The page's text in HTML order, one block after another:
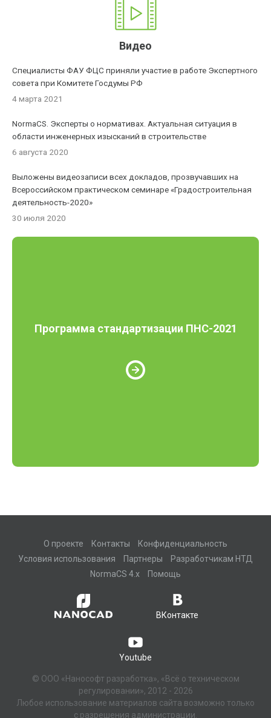
Видео
Специалисты ФАУ ФЦС приняли участие в работе Экспертного
совета при Комитете Госдумы РФ
4 марта 2021
NormaCS. Эксперты о нормативах. Актуальная ситуация в
области инженерных изысканий в строительстве
6 августа 2020
Выложены видеозаписи всех докладов, прозвучавших на
Всероссийском практическом семинаре «Градостроительная
деятельность-2020»
30 июля 2020
Программа стандартизации ПНС-2021
О проекте Контакты
Конфиденциальность
Условия использования
Партнеры
Разработчикам НТД
NormaCS 4.x
Помощь
ВКонтакте
Youtube
© ООО «Нанософт разработка», «Всё о техническом
регулировании», 2012 - 2026
Любое использование материалов сайта возможно только
с разрешения администрации.